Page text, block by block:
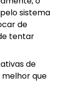
sistema
de
tentar
de
que